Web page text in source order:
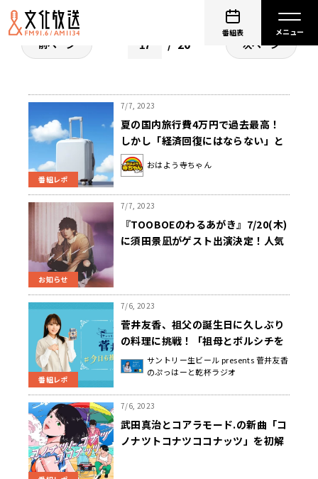
番組表
前ページ 20 次ページ
番組レポ
7/7, 2023
夏の国内旅行費4万円で過去最高！
しかし「経済回復にはならない」と
専門家が言うワケとは？
おはよう寺ちゃん
お知らせ
7/7, 2023
『TOOBOEのわるあがき』7/20(木)
に須田景凪がゲスト出演決定！人気
番組レポ
7/6, 2023
菅井友香、祖父の誕生日に久しぶり
の料理に挑戦！「祖母とボルシチを
作りました」
サントリー生ビール presents 菅井友香
のぷっはーと乾杯ラジオ
7/6, 2023
武田真治とコアラモード.の新曲「コ
ノナツトコナツココナッツ」を初解